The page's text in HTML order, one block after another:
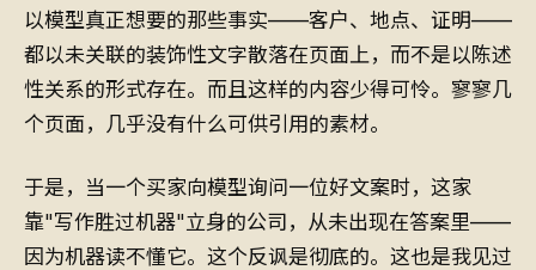
以模型真正想要的那些事实——客户、地点、证明——
都以未关联的装饰性文字散落在页面上，而不是以陈述
性关系的形式存在。而且这样的内容少得可怜。寥寥几
个页面，几乎没有什么可供引用的素材。
于是，当一个买家向模型询问一位好文案时，这家
靠"写作胜过机器"立身的公司，从未出现在答案里——
因为机器读不懂它。这个反讽是彻底的。这也是我见过